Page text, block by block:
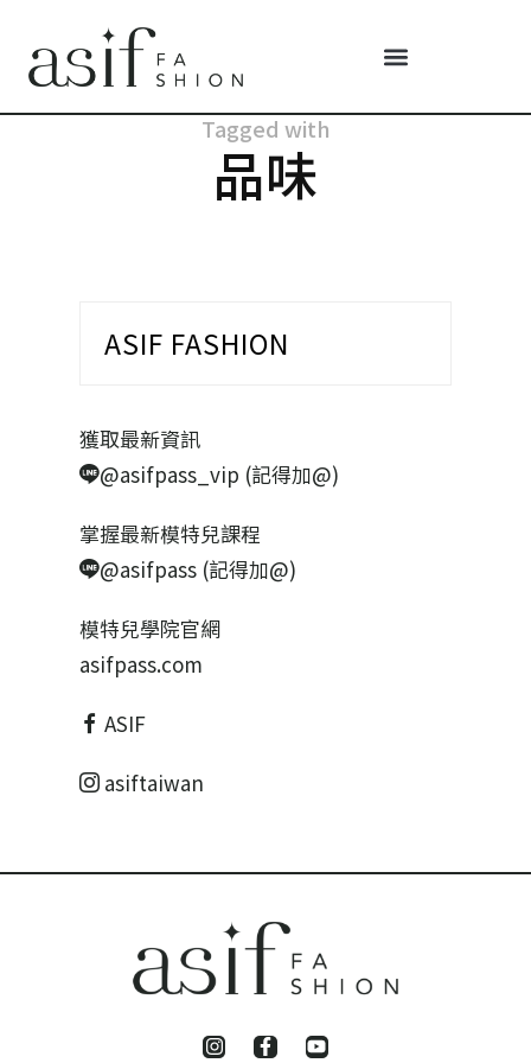
Tagged with
品味
ASIF FASHION
獲取最新資訊
@asifpass_vip (記得加@)
掌握最新模特兒課程
@asifpass (記得加@)
模特兒學院官網
asifpass.com
ASIF
asiftaiwan